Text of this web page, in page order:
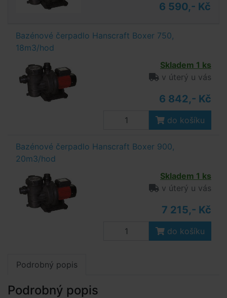
6 590,- Kč
Bazénové čerpadlo Hanscraft Boxer 750,
18m3/hod
Skladem 1 ks
v úterý u vás
6 842,- Kč
do košíku
Bazénové čerpadlo Hanscraft Boxer 900,
20m3/hod
Skladem 1 ks
v úterý u vás
7 215,- Kč
do košíku
Podrobný popis
Podrobný popis